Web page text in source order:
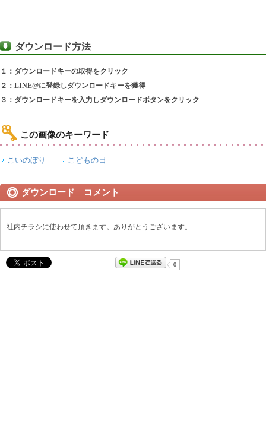
ダウンロード方法
１：ダウンロードキーの取得をクリック
２：LINE@に登録しダウンロードキーを獲得
３：ダウンロードキーを入力しダウンロードボタンをクリック
この画像のキーワード
こいのぼり こどもの日
ダウンロード コメント
社内チラシに使わせて頂きます。ありがとうございます。
0